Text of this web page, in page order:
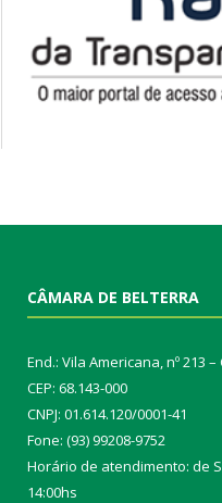
CÂMARA DE BELTERRA
End.: Vila Americana, nº 213
CEP: 68.143-000
CNPJ: 01.614.120/0001-41
Fone: (93) 99208-9752
Horário de atendimento: de
14:00hs